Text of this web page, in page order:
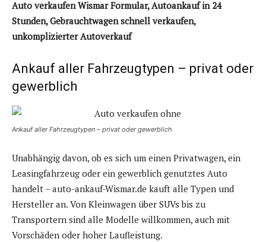
Auto verkaufen Wismar Formular, Autoankauf in 24
Stunden, Gebrauchtwagen schnell verkaufen,
unkomplizierter Autoverkauf
Ankauf aller Fahrzeugtypen – privat oder
gewerblich
Ankauf aller Fahrzeugtypen – privat oder gewerblich
Unabhängig davon, ob es sich um einen Privatwagen, ein
Leasingfahrzeug oder ein gewerblich genutztes Auto
handelt – auto-ankauf-Wismar.de kauft alle Typen und
Hersteller an. Von Kleinwagen über SUVs bis zu
Transportern sind alle Modelle willkommen, auch mit
Vorschäden oder hoher Laufleistung.